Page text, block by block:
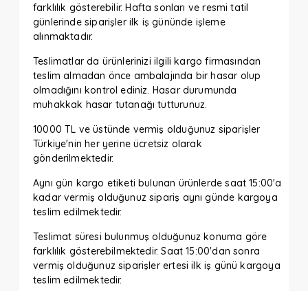
farklılık gösterebilir. Hafta sonları ve resmi tatil
günlerinde siparişler ilk iş gününde işleme
alınmaktadır.
Teslimatlar da ürünlerinizi ilgili kargo firmasından
teslim almadan önce ambalajında bir hasar olup
olmadığını kontrol ediniz. Hasar durumunda
muhakkak hasar tutanağı tutturunuz.
10000 TL ve üstünde vermiş olduğunuz siparişler
Türkiye'nin her yerine ücretsiz olarak
gönderilmektedir.
Aynı gün kargo etiketi bulunan ürünlerde saat 15:00'a
kadar vermiş olduğunuz sipariş aynı günde kargoya
teslim edilmektedir.
Teslimat süresi bulunmuş olduğunuz konuma göre
farklılık gösterebilmektedir. Saat 15:00'dan sonra
vermiş olduğunuz siparişler ertesi ilk iş günü kargoya
teslim edilmektedir.